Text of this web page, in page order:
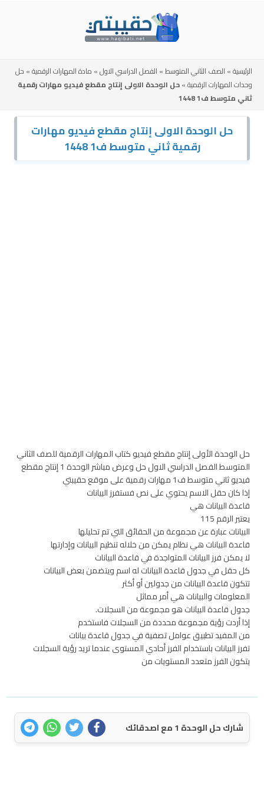
الرئيسية» الصف الثاني المتوسط» الفصل الدراسي الاول» مادة المهارات الرقمية» حل
وحدات المهارات الرقمية»حل الوحدة الاولى إنتاج مقطع فيديو مهارات رقمية
ثاني متوسط ف1 1448
حل الوحدة الاولى إنتاج مقطع فيديو مهارات
رقمية ثاني متوسط ف1 1448
حل الوحدة الأولى إنتاج مقطع فيديو كتاب المهارات الرقمية للصف الثاني
المتوسط الفصل الدراسي الاول حل وعرض مباشر الوحدة 1 إنتاج مقطع
فيديو ثاني متوسط ف1 مهارات رقمية على موقع حقيبتي
إذا كان حقل الاسم يحتوي على نص فستفرز البيانات
قاعدة البيانات هي
يعتبر الرقم 115
البيانات عبارة عن مجموعة من الحقائق التي تم تحليلها
قاعدة البيانات هي نظام يمكن من خلاله تنظيم البيانات وإدارتها
لا يمكن فرز البيانات المتواجدة في قاعدة البيانات
كل حقل في جدول قاعدة البيانات له اسم ويتضمن بعض البيانات
تتكون قاعدة البيانات من جدولين أو أكثر
المعلومات والبيانات هي أمر مماثل
جدول قاعدة البيانات هو مجموعة من السجلات.
إذا أردت رؤية مجموعة محددة من السجلات فاستخدم
من المفيد تطبيق عوامل تصفية في جدول قاعدة بيانات
تفرز البيانات باستخدام الفرز أحادي المستوى عندما تريد رؤية السجلات
يتكون الفرز متعدد المستويات من
شارك حل الوحدة 1 مع اصدقائك